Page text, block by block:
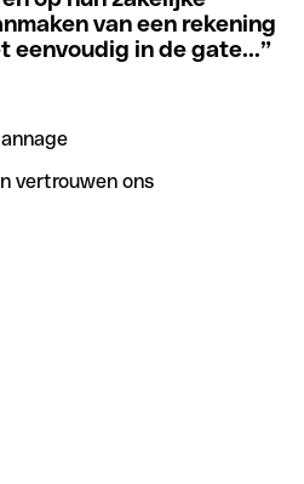
SWIFT-code je moet
codezoeker op
te voorkomen hebben we bij
van een rekening
eenvoudig in de gate...”
vertrouwen ons